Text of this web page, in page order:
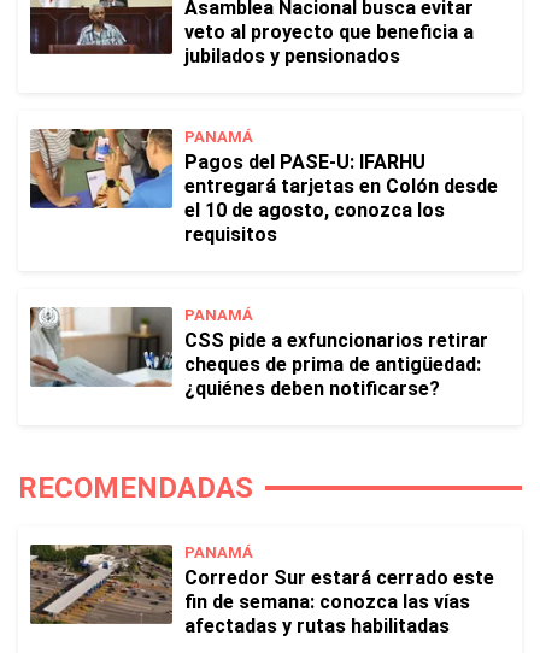
Asamblea Nacional busca evitar
veto al proyecto que beneficia a
jubilados y pensionados
PANAMÁ
Pagos del PASE-U: IFARHU
entregará tarjetas en Colón desde
el 10 de agosto, conozca los
requisitos
PANAMÁ
CSS pide a exfuncionarios retirar
cheques de prima de antigüedad:
¿quiénes deben notificarse?
RECOMENDADAS
PANAMÁ
Corredor Sur estará cerrado este
fin de semana: conozca las vías
afectadas y rutas habilitadas